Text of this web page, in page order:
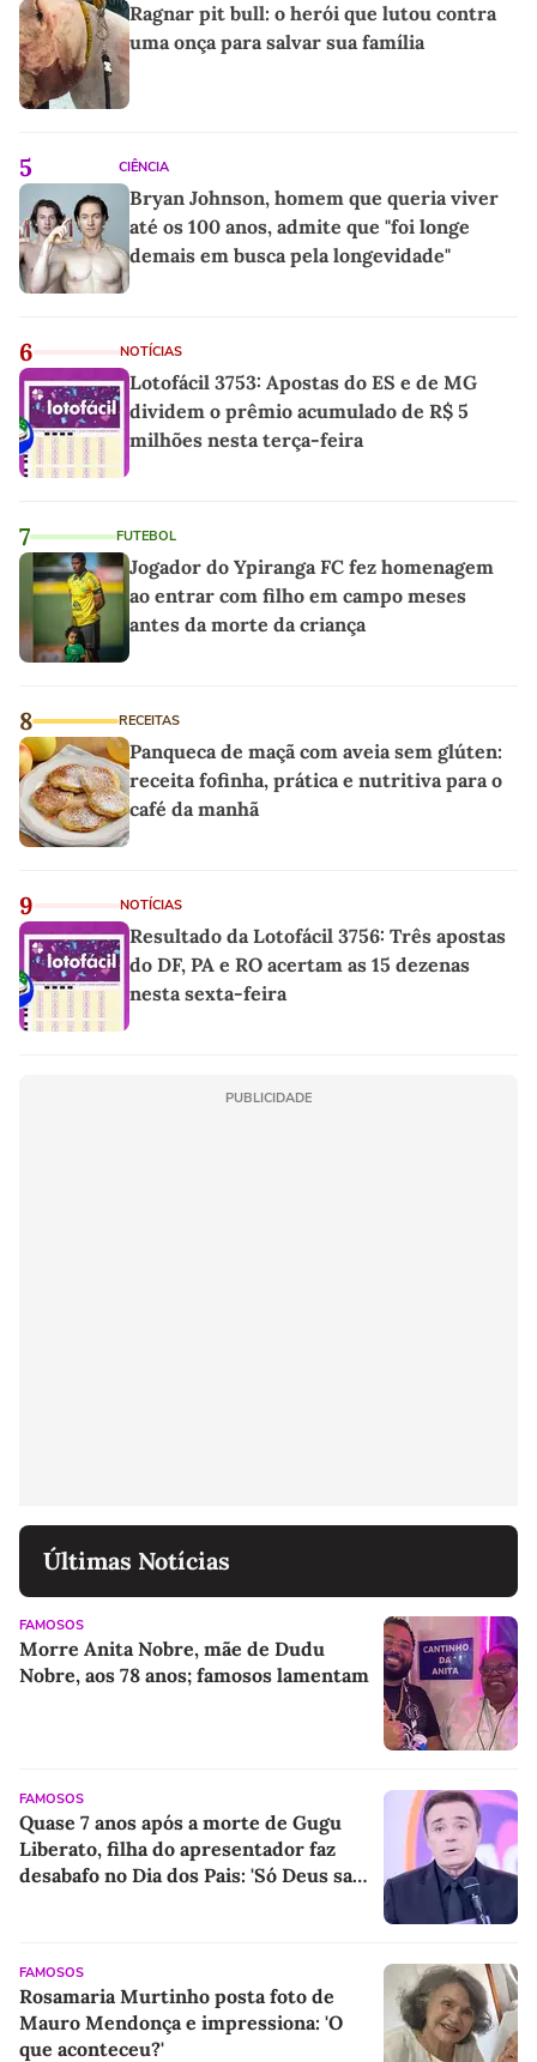
Ragnar pit bull: o herói que lutou contra
uma onça para salvar sua família
5 CIÊNCIA
Bryan Johnson, homem que queria viver
até os 100 anos, admite que "foi longe
demais em busca pela longevidade"
6 NOTÍCIAS
Lotofácil 3753: Apostas do ES e de MG
dividem o prêmio acumulado de R$ 5
milhões nesta terça-feira
7 FUTEBOL
Jogador do Ypiranga FC fez homenagem
ao entrar com filho em campo meses
antes da morte da criança
8 RECEITAS
Panqueca de maçã com aveia sem glúten:
receita fofinha, prática e nutritiva para o
café da manhã
9 NOTÍCIAS
Resultado da Lotofácil 3756: Três apostas
do DF, PA e RO acertam as 15 dezenas
nesta sexta-feira
PUBLICIDADE
Últimas Notícias
FAMOSOS
Morre Anita Nobre, mãe de Dudu
Nobre, aos 78 anos; famosos lamentam
FAMOSOS
Quase 7 anos após a morte de Gugu
Liberato, filha do apresentador faz
desabafo no Dia dos Pais: 'Só Deus sabe
FAMOSOS
Rosamaria Murtinho posta foto de
Mauro Mendonça e impressiona: 'O
que aconteceu?'